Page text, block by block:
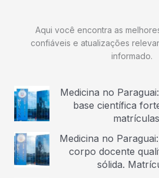
Aqui você encontra as
confiáveis e atualizações
informado.
Medicina no
base científica
Medicina no
corpo docente
sólida.